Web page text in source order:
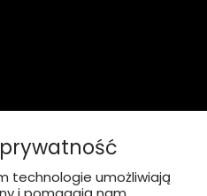
technologie umożliwiają